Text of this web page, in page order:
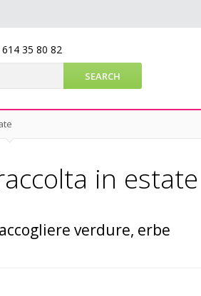
614 35 80 82
in estate
verdure, erbe